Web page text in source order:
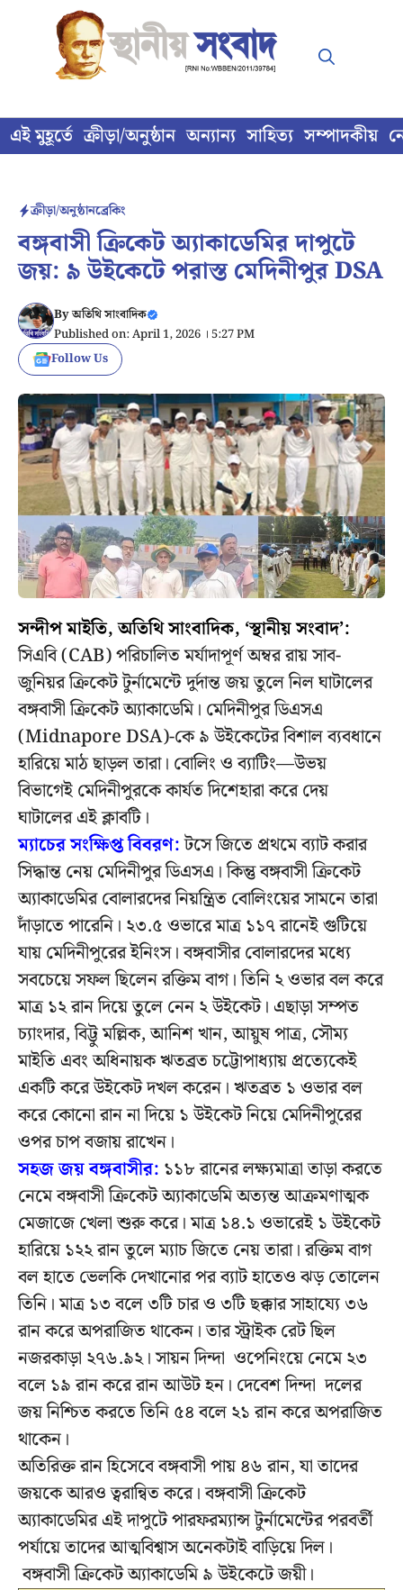
content
এই মুহূর্তে ক্রীড়া/অনুষ্ঠান অন্যান্য সাহিত্য সম্পাদকীয়
ক্রীড়া/অনুষ্ঠানব্রেকিং
বঙ্গবাসী ক্রিকেট অ্যাকাডেমির দাপুটে
জয়: ৯ উইকেটে পরাস্ত মেদিনীপুর DSA
Byঅতিথি সাংবাদিক
Published on: April 1, 2026 । 5:27 PM
Follow Us
সন্দীপ মাইতি, অতিথি সাংবাদিক, ‘স্থানীয় সংবাদ’:
সিএবি (CAB) পরিচালিত মর্যাদাপূর্ণ অম্বর রায় সাব-
জুনিয়র ক্রিকেট টুর্নামেন্টে দুর্দান্ত জয় তুলে নিল ঘাটালের
বঙ্গবাসী ক্রিকেট অ্যাকাডেমি। মেদিনীপুর ডিএসএ
(Midnapore DSA)-কে ৯ উইকেটের বিশাল ব্যবধানে
হারিয়ে মাঠ ছাড়ল তারা। বোলিং ও ব্যাটিং—উভয়
বিভাগেই মেদিনীপুরকে কার্যত দিশেহারা করে দেয়
ঘাটালের এই ক্লাবটি।
ম্যাচের সংক্ষিপ্ত বিবরণ:টসে জিতে প্রথমে ব্যাট করার
সিদ্ধান্ত নেয় মেদিনীপুর ডিএসএ। কিন্তু বঙ্গবাসী ক্রিকেট
অ্যাকাডেমির বোলারদের নিয়ন্ত্রিত বোলিংয়ের সামনে তারা
দাঁড়াতে পারেনি। ২৩.৫ ওভারে মাত্র ১১৭ রানেই গুটিয়ে
যায় মেদিনীপুরের ইনিংস। বঙ্গবাসীর বোলারদের মধ্যে
সবচেয়ে সফল ছিলেন রক্তিম বাগ। তিনি ২ ওভার বল করে
মাত্র ১২ রান দিয়ে তুলে নেন ২ উইকেট। এছাড়া সম্পত
চ্যাংদার, বিট্টু মল্লিক, আনিশ খান, আয়ুষ পাত্র, সৌম্য
মাইতি এবং অধিনায়ক ঋতব্রত চট্টোপাধ্যায় প্রত্যেকেই
একটি করে উইকেট দখল করেন। ঋতব্রত ১ ওভার বল
করে কোনো রান না দিয়ে ১ উইকেট নিয়ে মেদিনীপুরের
ওপর চাপ বজায় রাখেন।
সহজ জয় বঙ্গবাসীর: ১১৮ রানের লক্ষ্যমাত্রা তাড়া করতে
নেমে বঙ্গবাসী ক্রিকেট অ্যাকাডেমি অত্যন্ত আক্রমণাত্মক
মেজাজে খেলা শুরু করে। মাত্র ১৪.১ ওভারেই ১ উইকেট
হারিয়ে ১২২ রান তুলে ম্যাচ জিতে নেয় তারা। রক্তিম বাগ
বল হাতে ভেলকি দেখানোর পর ব্যাট হাতেও ঝড় তোলেন
তিনি। মাত্র ১৩ বলে ৩টি চার ও ৩টি ছক্কার সাহায্যে ৩৬
রান করে অপরাজিত থাকেন। তার স্ট্রাইক রেট ছিল
নজরকাড়া ২৭৬.৯২। সায়ন দিন্দা ওপেনিংয়ে নেমে ২৩
বলে ১৯ রান করে রান আউট হন। দেবেশ দিন্দা দলের
জয় নিশ্চিত করতে তিনি ৫৪ বলে ২১ রান করে অপরাজিত
থাকেন।
অতিরিক্ত রান হিসেবে বঙ্গবাসী পায় ৪৬ রান, যা তাদের
জয়কে আরও ত্বরান্বিত করে। বঙ্গবাসী ক্রিকেট
অ্যাকাডেমির এই দাপুটে পারফরম্যান্স টুর্নামেন্টের পরবর্তী
পর্যায়ে তাদের আত্মবিশ্বাস অনেকটাই বাড়িয়ে দিল।
বঙ্গবাসী ক্রিকেট অ্যাকাডেমি ৯ উইকেটে জয়ী।